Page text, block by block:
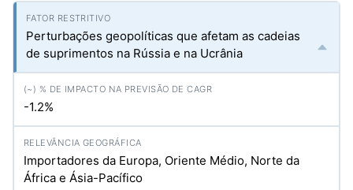
Perturbações geopolíticas que afetam as cadeias
de suprimentos na Rússia e na Ucrânia
-1.2%
Importadores da Europa, Oriente Médio, Norte da
África e Ásia-Pacífico